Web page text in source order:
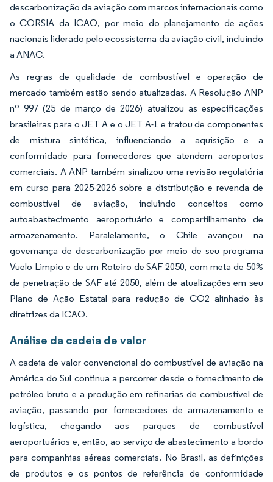
descarbonização da aviação com marcos internacionais como
o CORSIA da ICAO, por meio do planejamento de ações
nacionais liderado pelo ecossistema da aviação civil, incluindo
a ANAC.
As regras de qualidade de combustível e operação de
mercado também estão sendo atualizadas. A Resolução ANP
nº 997 (25 de março de 2026) atualizou as especificações
brasileiras para o JET A e o JET A-1 e tratou de componentes
de mistura sintética, influenciando a aquisição e a
conformidade para fornecedores que atendem aeroportos
comerciais. A ANP também sinalizou uma revisão regulatória
em curso para 2025-2026 sobre a distribuição e revenda de
combustível de aviação, incluindo conceitos como
autoabastecimento aeroportuário e compartilhamento de
armazenamento. Paralelamente, o Chile avançou na
governança de descarbonização por meio de seu programa
Vuelo Limpio e de um Roteiro de SAF 2050, com meta de 50%
de penetração de SAF até 2050, além de atualizações em seu
Plano de Ação Estatal para redução de CO2 alinhado às
diretrizes da ICAO.
Análise da cadeia de valor
A cadeia de valor convencional do combustível de aviação na
América do Sul continua a percorrer desde o fornecimento de
petróleo bruto e a produção em refinarias de combustível de
aviação, passando por fornecedores de armazenamento e
logística, chegando aos parques de combustível
aeroportuários e, então, ao serviço de abastecimento a bordo
para companhias aéreas comerciais. No Brasil, as definições
de produtos e os pontos de referência de conformidade